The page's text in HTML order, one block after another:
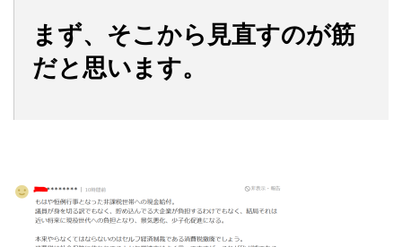
まず、そこから見直すのが筋
だと思います。